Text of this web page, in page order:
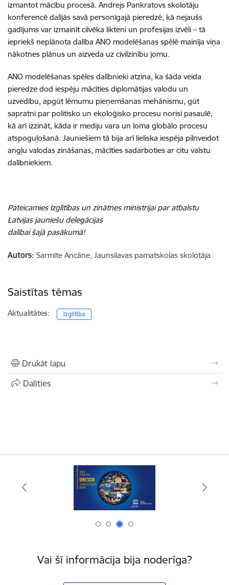
izmantot mācību procesā. Andrejs Pankratovs skolotāju
konferencē dalījās savā personīgajā pieredzē, kā nejaušs
gadījums var izmainīt cilvēka likteni un profesijas izvēli – tā
iepriekš neplānota dalība ANO modelēšanas spēlē mainīja viņa
nākotnes plānus un aizveda uz civilzinību jomu.
ANO modelēšanas spēles dalībnieki atzina, ka šāda veida
pieredze dod iespēju mācīties diplomātijas valodu un
uzvedību, apgūt lēmumu pieņemšanas mehānismu, gūt
sapratni par politisko un ekoloģisko procesu norisi pasaulē,
kā arī izzināt, kāda ir mediju vara un loma globālo procesu
atspoguļošanā. Jauniešiem tā bija arī lieliska iespēja pilnveidot
angļu valodas zināšanas, mācīties sadarboties ar citu valstu
dalībniekiem.
Pateicamies Izglītības un zinātnes ministrijaipar atbalstu
Latvijas jauniešu delegācijas
dalībai šajā pasākumā!
Autors: Sarmīte Ancāne, Jaunsilavas pamatskolas skolotāja
Saistītas tēmas
Aktualitātes: Izglītība
Drukāt lapu
Dalīties
Vai šī informācija bija noderīga?